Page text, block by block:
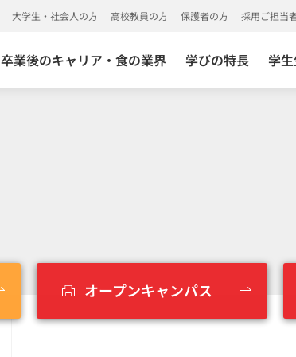
卒業後のキャリア・食の業界 学びの特長 学
大学生・社会人の方 高校教員の方 保護者の方 採用ご担当
オープンキャンパス